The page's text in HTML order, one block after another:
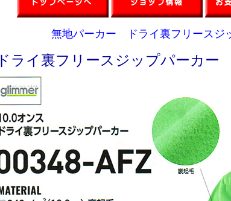
無地パーカー ドライ裏フリースジ
ドライ裏フリースジップパーカー